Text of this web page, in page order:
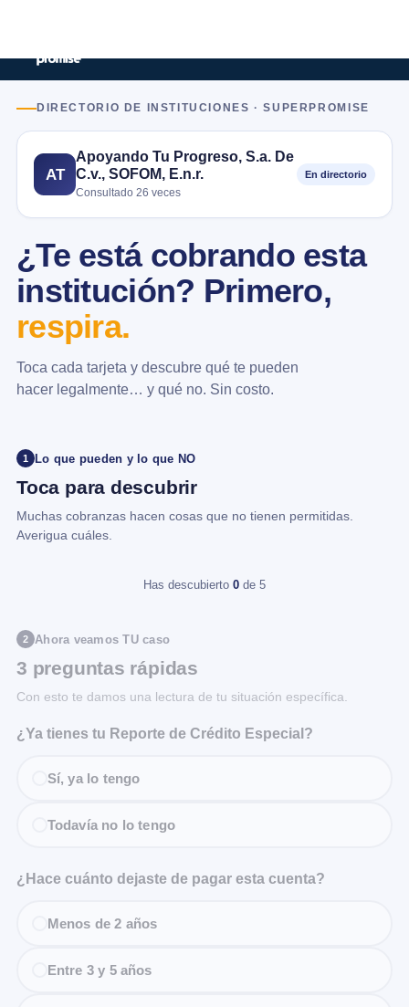
DIRECTORIO DE INSTITUCIONES · SUPERPROMISE
AT
Apoyando Tu Progreso, S.a. De
C.v., SOFOM, E.n.r.
Consultado 26 veces
En directorio
¿Te está cobrando esta
institución? Primero,
respira.
Toca cada tarjeta y descubre qué te pueden
hacer legalmente… y qué no. Sin costo.
1 Lo que pueden y lo que NO
Toca para descubrir
Muchas cobranzas hacen cosas que no tienen permitidas.
Averigua cuáles.
Has descubierto 0 de 5
2 Ahora veamos TU caso
3 preguntas rápidas
Con esto te damos una lectura de tu situación específica.
¿Ya tienes tu Reporte de Crédito Especial?
Sí, ya lo tengo
Todavía no lo tengo
¿Hace cuánto dejaste de pagar esta cuenta?
Menos de 2 años
Entre 3 y 5 años